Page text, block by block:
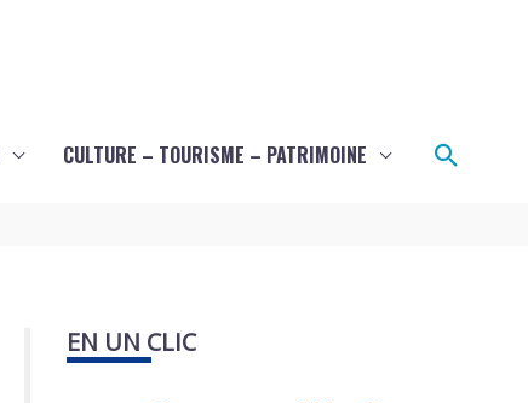
CULTURE – TOURISME – PATRIMOINE
EN UN CLIC